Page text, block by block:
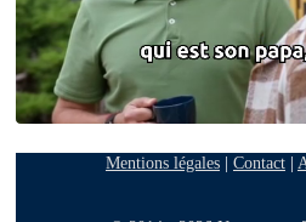
Mentions légales| Contact|